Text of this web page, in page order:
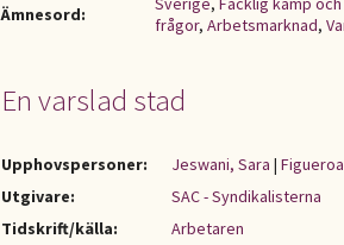
Ämnesord:
frågor, Arbetsmarknad,
En varslad stad
Upphovspersoner: Jeswani, Sara |
Utgivare:
SAC - Syndikalisterna
Tidskrift/källa:
Arbetaren